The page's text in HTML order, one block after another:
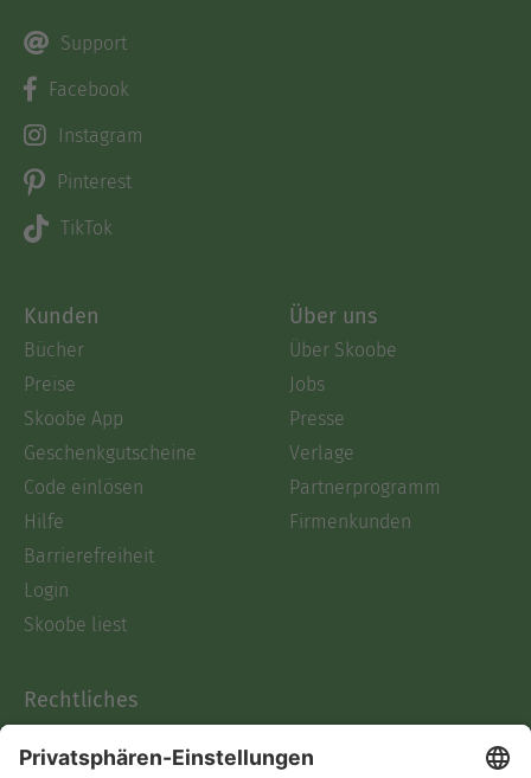
Support
Facebook
Instagram
Pinterest
TikTok
Kunden
Bücher
Preise
Skoobe App
Geschenkgutscheine
Code einlösen
Hilfe
Barrierefreiheit
Login
Skoobe liest
Über uns
Über Skoobe
Jobs
Presse
Verlage
Partnerprogramm
Firmenkunden
Rechtliches
AGB